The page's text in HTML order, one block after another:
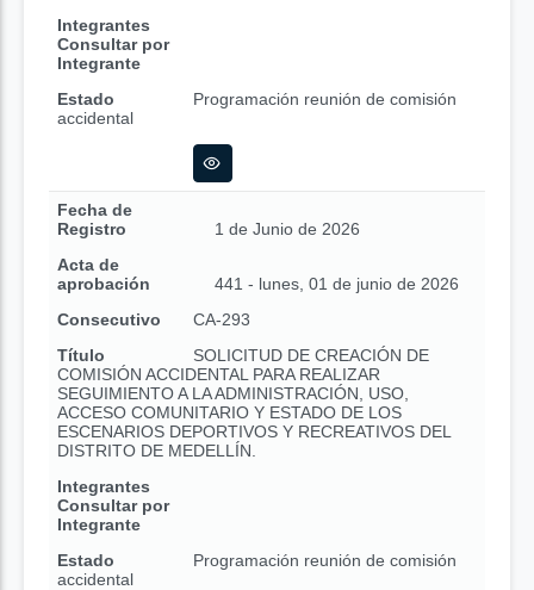
Integrantes
Consultar por
Integrante
Estado
Programación reunión de comisión
accidental
Fecha de
Registro
1 de Junio de 2026
Acta de
aprobación
441 - lunes, 01 de junio de 2026
Consecutivo
CA-293
Título
SOLICITUD DE CREACIÓN DE
COMISIÓN ACCIDENTAL PARA REALIZAR
SEGUIMIENTO A LA ADMINISTRACIÓN, USO,
ACCESO COMUNITARIO Y ESTADO DE LOS
ESCENARIOS DEPORTIVOS Y RECREATIVOS DEL
DISTRITO DE MEDELLÍN.
Integrantes
Consultar por
Integrante
Estado
Programación reunión de comisión
accidental